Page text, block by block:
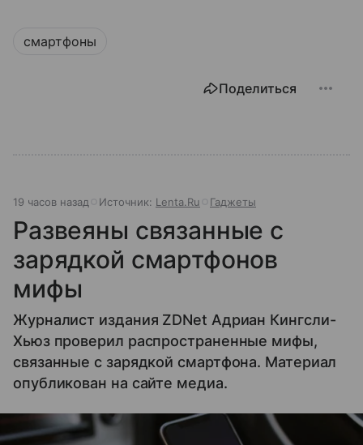
смартфоны
Поделиться
19 часов назад Источник: Lenta.Ru Гаджеты
Развеяны связанные с
зарядкой смартфонов
мифы
Журналист издания ZDNet Адриан Кингсли-
Хьюз проверил распространенные мифы,
связанные с зарядкой смартфона. Материал
опубликован на сайте медиа.